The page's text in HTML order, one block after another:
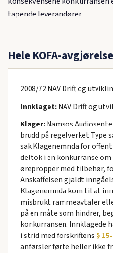
tapende leverandører.
Hele KOFA-
2008/72 NAV Drift og
Innklaget:NAV Drift og
Klager:Namsos
brudd på regelverket Type
sak Klagenemnda for
deltok i en konkurranse om
ørepropper med tilbehør,
Anskaffelsen gjaldt
Klagenemnda kom til at
misbrukt rammeavtaler
på en måte som hindrer,
konkurransen. Innklagede
i strid med forskriftens §
anførsler førte heller ikke